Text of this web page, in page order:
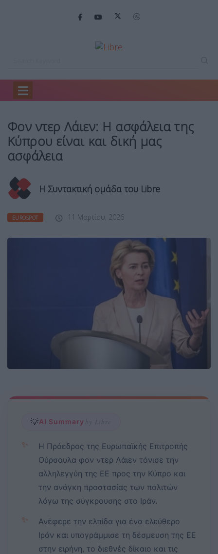
Home
Φον ντερ Λάιεν: Η ασφάλεια της
Κύπρου είναι και δική μας
ασφάλεια
Η Συντακτική ομάδα του Libre
EUROSPOT 11 Μαρτίου, 2026
💡AI Summary by Libre
✨
Η Πρόεδρος της Ευρωπαϊκής Επιτροπής
Ούρσουλα φον ντερ Λάιεν τόνισε την
αλληλεγγύη της ΕΕ προς την Κύπρο και
την ανάγκη προστασίας των πολιτών
λόγω της σύγκρουσης στο Ιράν.
✨
Ανέφερε την ελπίδα για ένα ελεύθερο
Ιράν και υπογράμμισε τη δέσμευση της ΕΕ
στην ειρήνη, το διεθνές δίκαιο και τις